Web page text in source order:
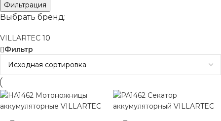
Фильтрация
Выбрать бренд:
VILLARTEC 10
Фильтр